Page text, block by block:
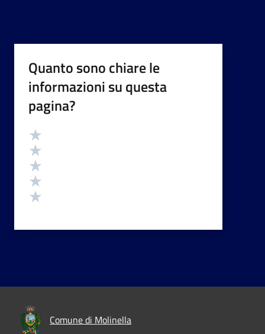
Quanto sono chiare le
informazioni su questa
pagina?
Valutazione
Comune di Molinella